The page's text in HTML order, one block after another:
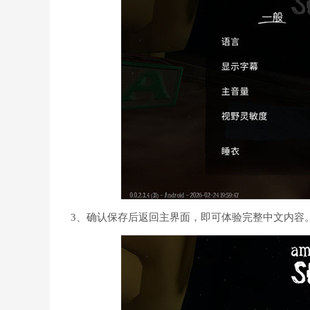
3、确认保存后返回主界面，即可体验完整中文内容